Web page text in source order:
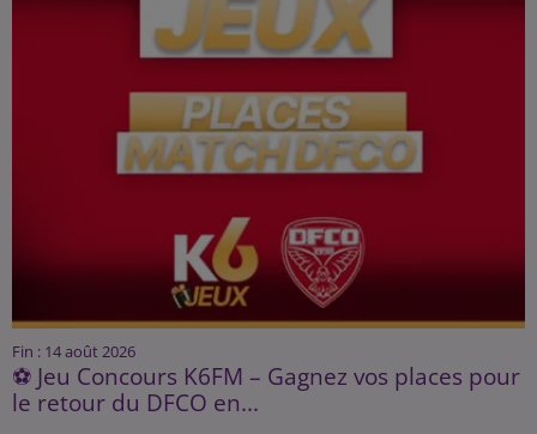
Fin : 14 août 2026
⚽ Jeu Concours K6FM – Gagnez vos places pour
le retour du DFCO en...